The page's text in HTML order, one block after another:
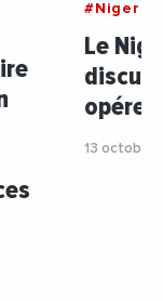
#Nigeria
Le
opérer
13 octobre